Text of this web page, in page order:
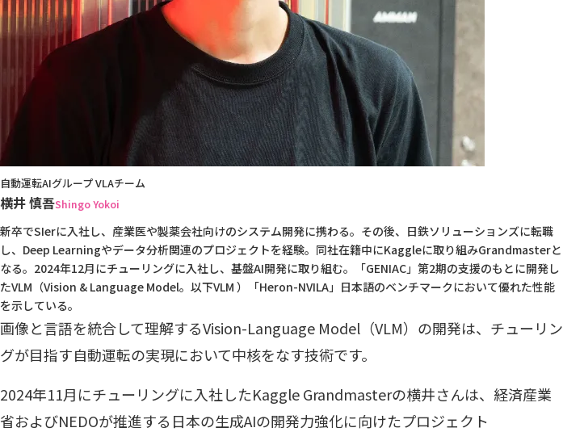
自動運転AIグループ VLAチーム
横井 慎吾Shingo Yokoi
新卒でSIerに入社し、産業医や製薬会社向けのシステム開発に携わる。その後、日鉄ソリューションズに転職
し、Deep Learningやデータ分析関連のプロジェクトを経験。同社在籍中にKaggleに取り組みGrandmasterと
なる。2024年12月にチューリングに入社し、基盤AI開発に取り組む。「GENIAC」第2期の支援のもとに開発し
たVLM（Vision & Language Model。以下VLM ）「Heron-NVILA」日本語のベンチマークにおいて優れた性能
を示している。
画像と言語を統合して理解するVision-Language Model（VLM）の開発は、チューリン
グが目指す自動運転の実現において中核をなす技術です。
2024年11月にチューリングに入社したKaggle Grandmasterの横井さんは、経済産業
省およびNEDOが推進する日本の生成AIの開発力強化に向けたプロジェクト